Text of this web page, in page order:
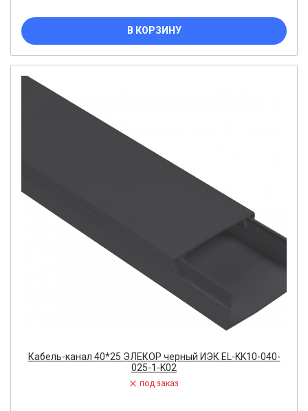
В КОРЗИНУ
Кабель-канал 40*25 ЭЛЕКОР черный ИЭК EL-KK10-040-
025-1-K02
под заказ